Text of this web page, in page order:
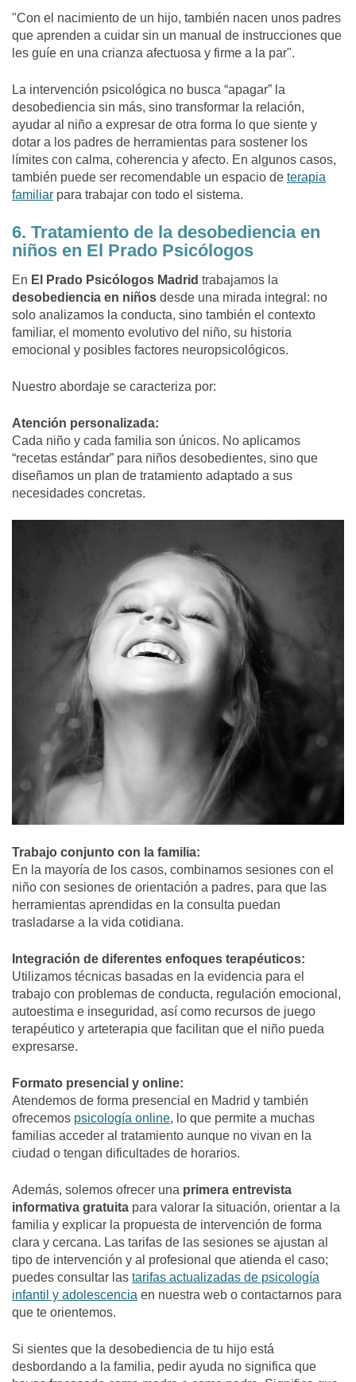
"Con el nacimiento de un hijo, también nacen unos padres
que aprenden a cuidar sin un manual de instrucciones que
les guíe en una crianza afectuosa y firme a la par".
La intervención psicológica no busca “apagar” la
desobediencia sin más, sino transformar la relación,
ayudar al niño a expresar de otra forma lo que siente y
dotar a los padres de herramientas para sostener los
límites con calma, coherencia y afecto. En algunos casos,
también puede ser recomendable un espacio de terapia
familiar para trabajar con todo el sistema.
6. Tratamiento de la desobediencia en
niños en El Prado Psicólogos
En El Prado Psicólogos Madrid trabajamos la
desobediencia en niños desde una mirada integral: no
solo analizamos la conducta, sino también el contexto
familiar, el momento evolutivo del niño, su historia
emocional y posibles factores neuropsicológicos.
Nuestro abordaje se caracteriza por:
Atención personalizada:
Cada niño y cada familia son únicos. No aplicamos
“recetas estándar” para niños desobedientes, sino que
diseñamos un plan de tratamiento adaptado a sus
necesidades concretas.
Trabajo conjunto con la familia:
En la mayoría de los casos, combinamos sesiones con el
niño con sesiones de orientación a padres, para que las
herramientas aprendidas en la consulta puedan
trasladarse a la vida cotidiana.
Integración de diferentes enfoques terapéuticos:
Utilizamos técnicas basadas en la evidencia para el
trabajo con problemas de conducta, regulación emocional,
autoestima e inseguridad, así como recursos de juego
terapéutico y arteterapia que facilitan que el niño pueda
expresarse.
Formato presencial y online:
Atendemos de forma presencial en Madrid y también
ofrecemos psicología online, lo que permite a muchas
familias acceder al tratamiento aunque no vivan en la
ciudad o tengan dificultades de horarios.
Además, solemos ofrecer una primera entrevista
informativa gratuita para valorar la situación, orientar a la
familia y explicar la propuesta de intervención de forma
clara y cercana. Las tarifas de las sesiones se ajustan al
tipo de intervención y al profesional que atienda el caso;
puedes consultar las tarifas actualizadas de psicología
infantil y adolescencia en nuestra web o contactarnos para
que te orientemos.
Si sientes que la desobediencia de tu hijo está
desbordando a la familia, pedir ayuda no significa que